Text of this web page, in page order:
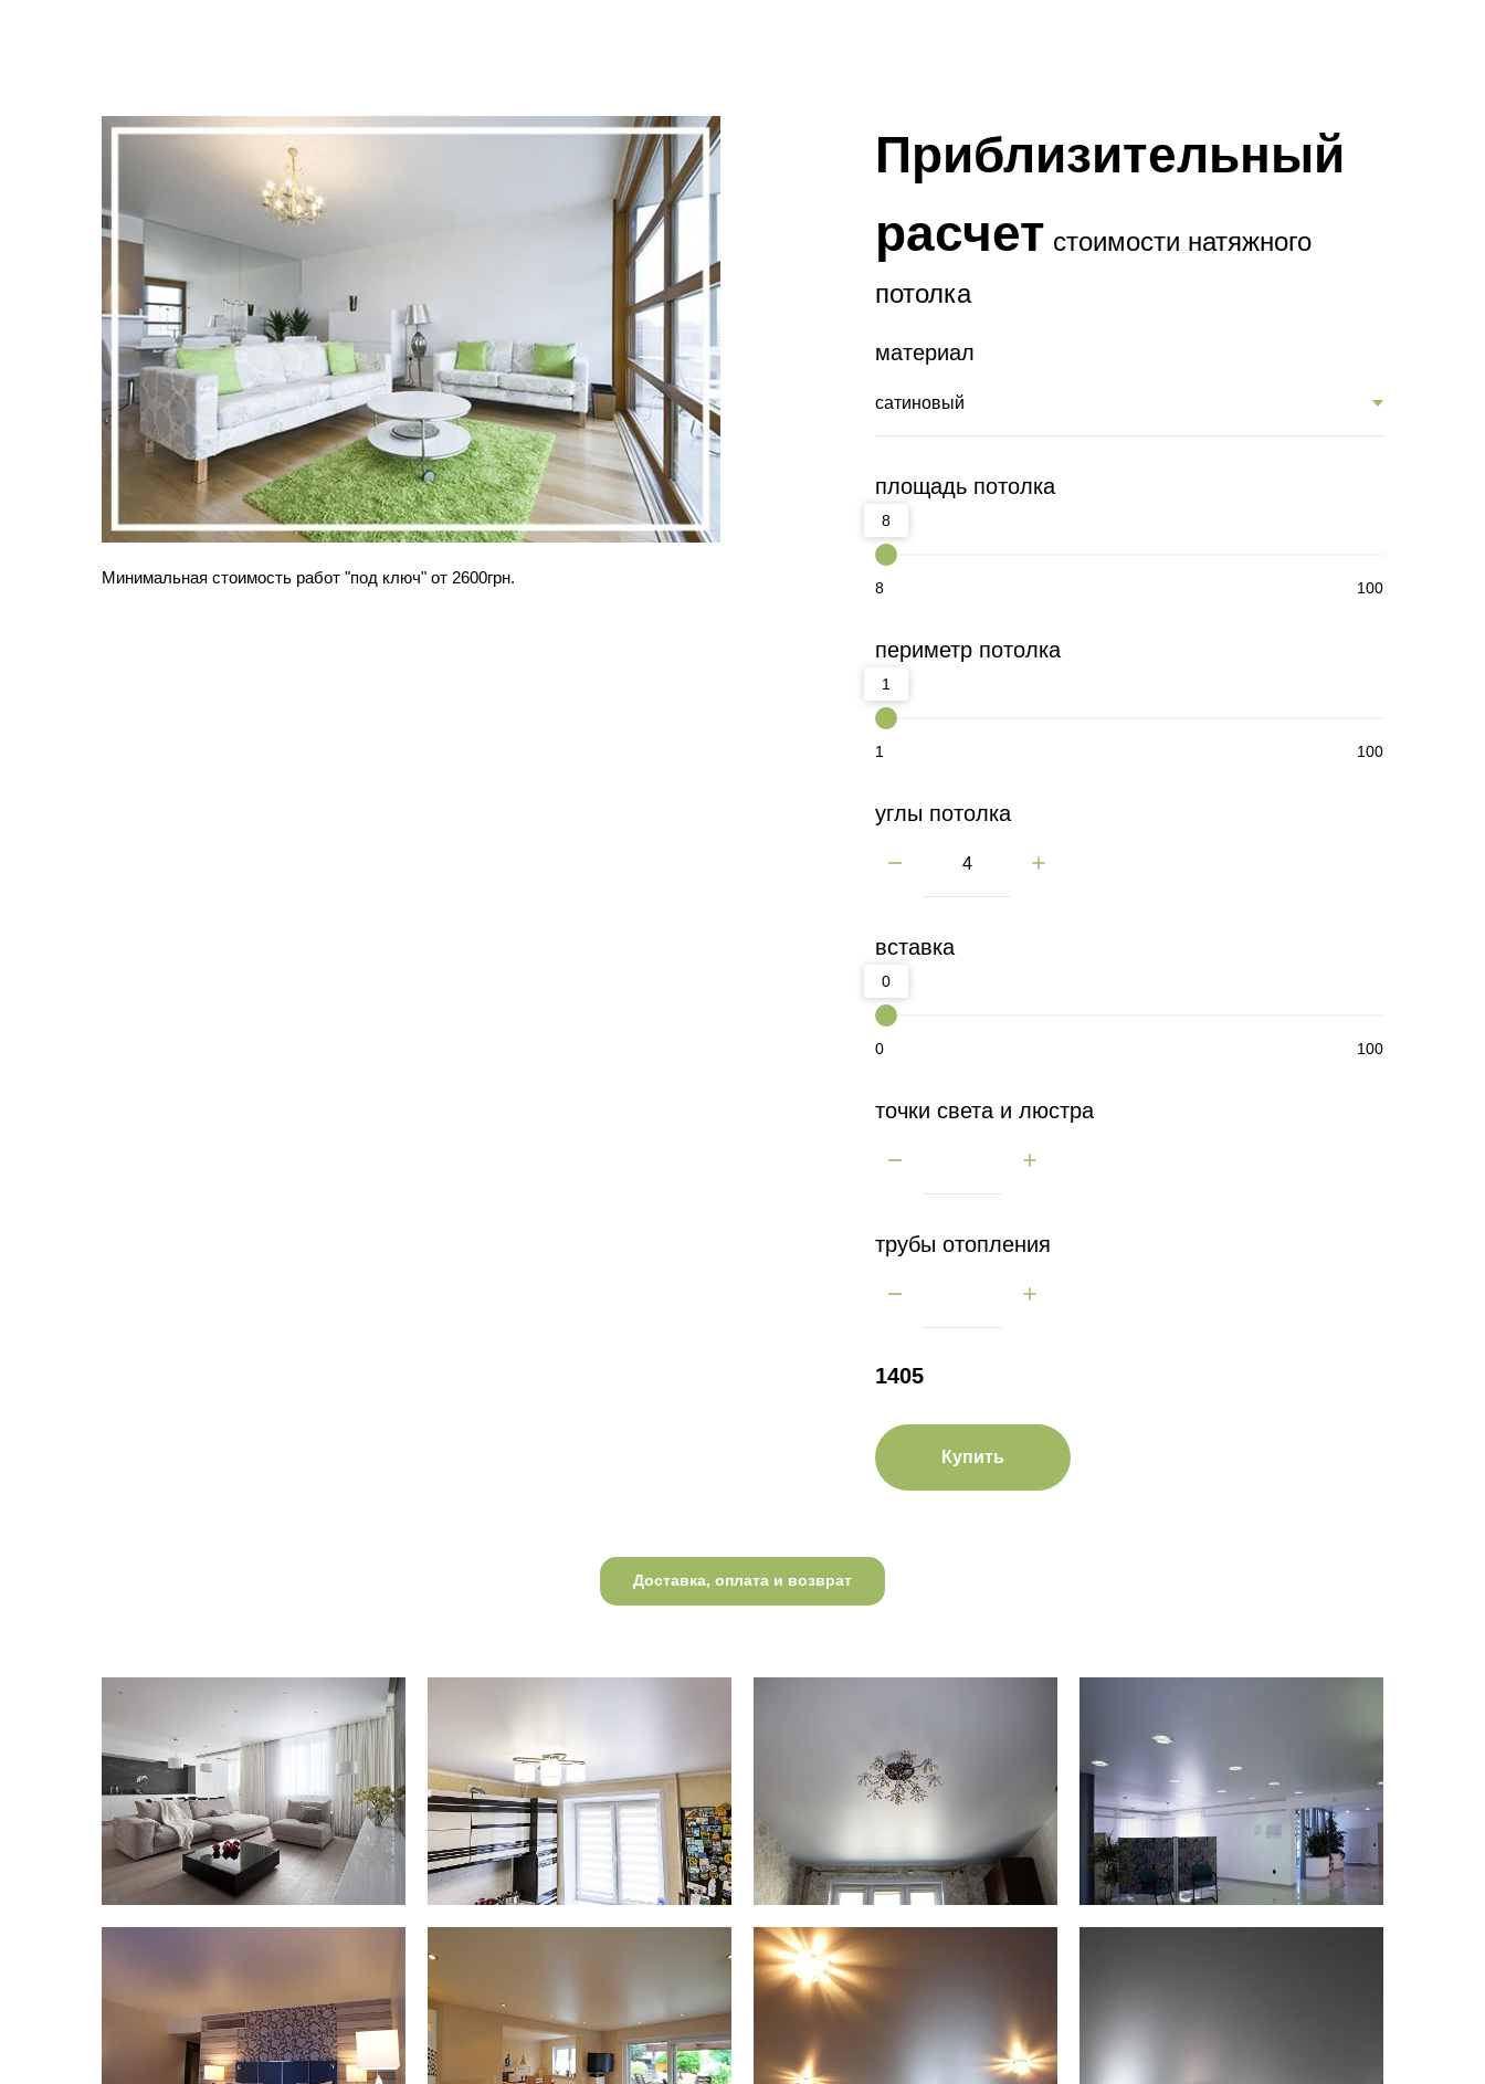
Минимальная стоимость работ "под ключ" от 2600грн.
Приблизительный
расчет стоимости натяжного
потолка
материал
площадь потолка
8
8 100
периметр потолка
1
1 100
углы потолка
вставка
0
0 100
точки света и люстра
трубы отопления
1405
Купить
Доставка, оплата и возврат
Доставка,
оплата и возврат
Условия возврата и обмена:
Компания осуществляет возврат и обмен этого товара в соответствии с требованиями
Компания Decor Design предлагает широкий ассортимент комплектующих для натяжных потолков. От ПВХ полотен и до маскировочной
пасты, маркетинговых материалов, образцов и многого другого. В этом интернет-магазине вы найдете все необходимые
комплектующие, которые можно заказать онлайн в удобное для Вас время.